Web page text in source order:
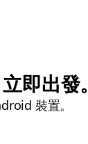
即出發。
裝置。